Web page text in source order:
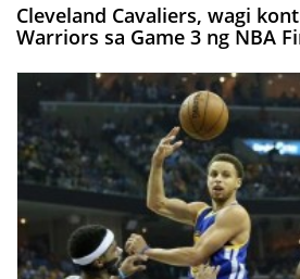
Cleveland Cavaliers, wagi
Warriors sa Game 3 ng NBA